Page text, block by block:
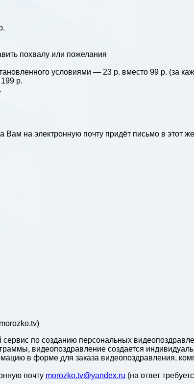
похвалу или пожелания
условиями — 23 р. вместо 99 р. (за
р.
Вам на электронную почту придёт письмо в этот
по созданию персональных
видеопоздравление создается
в форме для заказа видеопоздравления,
почту morozko.tv@yandex.ru (на ответ